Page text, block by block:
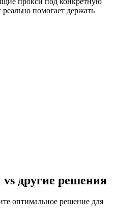
реально помогает держать
другие решения
оптимальное решение для